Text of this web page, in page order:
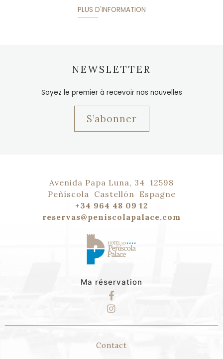
PLUS D'INFORMATION
NEWSLETTER
Soyez le premier à recevoir nos nouvelles
S’abonner
Avenida Papa Luna, 34 12598
Peñíscola Castellón Espagne
+34 964 48 09 12
reservas@peniscolapalace.com
Ma réservation
Contact